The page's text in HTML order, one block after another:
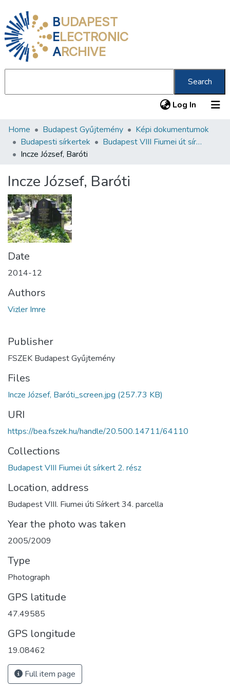
BUDAPEST
ELECTRONIC
ARCHIVE
Search
Log In (current)
Communities & Collections
All of DSpace
About us
Home Budapest Gyűjtemény
Képi dokumentumok
Budapesti sírkertek
Budapest VIII Fiumei út sírkert 2. rész
Incze József, Baróti
Incze József, Baróti
Date
2014-12
Authors
Vizler Imre
Publisher
FSZEK Budapest Gyűjtemény
Files
Incze József, Baróti_screen.jpg (257.73 KB)
URI
https://bea.fszek.hu/handle/20.500.14711/64110
Collections
Budapest VIII Fiumei út sírkert 2. rész
Location, address
Budapest VIII. Fiumei úti Sírkert 34. parcella
Year the photo was taken
2005/2009
Type
Photograph
GPS latitude
47.49585
GPS longitude
19.08462
Full item page